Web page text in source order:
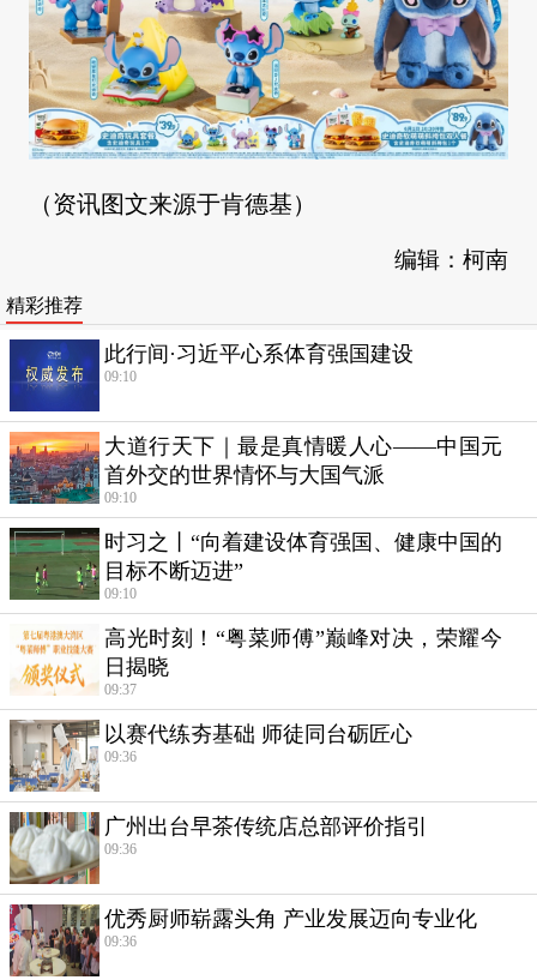
（资讯图文来源于肯德基）
编辑：柯南
精彩推荐